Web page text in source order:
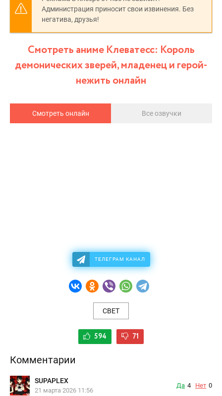
Администрация приносит свои извинения. Без
негатива, друзья!
Смотреть аниме Клеватесс: Король
демонических зверей, младенец и герой-
нежить онлайн
Смотреть онлайн Все озвучки
ТЕЛЕГРАМ КАНАЛ
СВЕТ
594 71
Комментарии
SUPAPLEX
21 марта 2026 11:56
Да 4 Нет 0